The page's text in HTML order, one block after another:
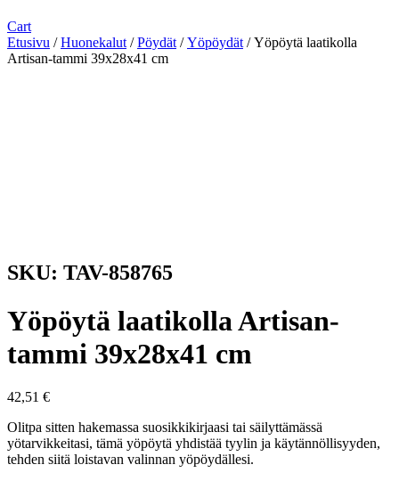
Cart
Etusivu /Huonekalut /Pöydät /Yöpöydät / Yöpöytä laatikolla
Artisan-tammi 39x28x41 cm
SKU: TAV-858765
Yöpöytä laatikolla Artisan-
tammi 39x28x41 cm
42,51 €
Olitpa sitten hakemassa suosikkikirjaasi tai säilyttämässä
yötarvikkeitasi, tämä yöpöytä yhdistää tyylin ja käytännöllisyyden,
tehden siitä loistavan valinnan yöpöydällesi.